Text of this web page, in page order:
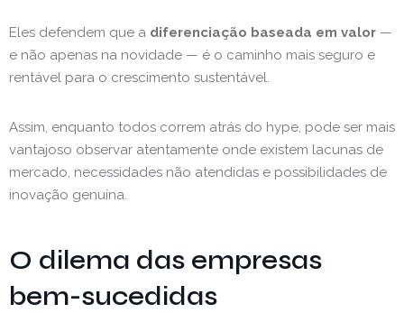
Eles defendem que a diferenciação baseada em valor —
e não apenas na novidade — é o caminho mais seguro e
rentável para o crescimento sustentável.
Assim, enquanto todos correm atrás do hype, pode ser mais
vantajoso observar atentamente onde existem lacunas de
mercado, necessidades não atendidas e possibilidades de
inovação genuína.
O dilema das empresas
bem-sucedidas